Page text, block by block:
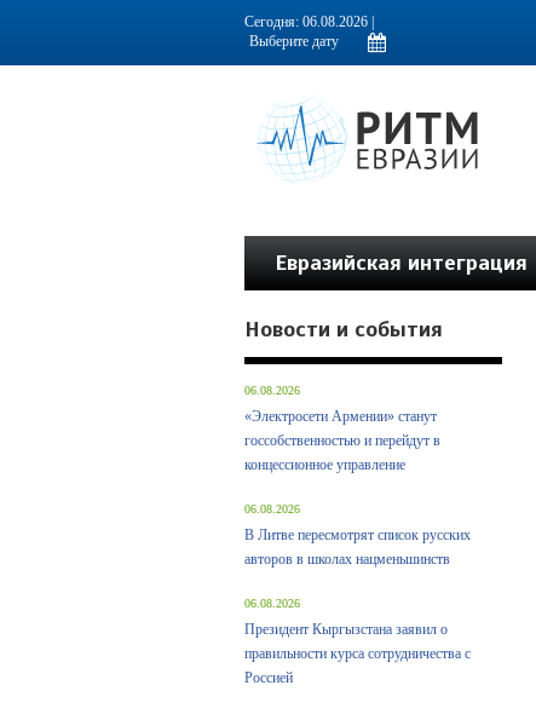
Информационно-аналитическое издание, посвященное актуальным
Сегодня: 06.08.2026 |
Евразийская интеграция
Новости и события
06.08.2026
«Электросети Армении» станут
госсобственностью и перейдут в
концессионное управление
06.08.2026
В Литве пересмотрят список русских
авторов в школах нацменьшинств
06.08.2026
Президент Кыргызстана заявил о
правильности курса сотрудничества с
Россией